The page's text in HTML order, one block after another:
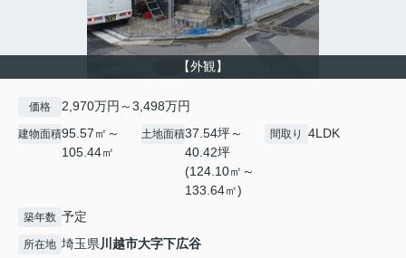
【外観】
価格 2,970万円～3,498万円
建物面積95.57㎡～
105.44㎡
土地面積37.54坪～
40.42坪
(124.10㎡～
133.64㎡)
間取り 4LDK
築年数 予定
所在地 埼玉県川越市大字下広谷